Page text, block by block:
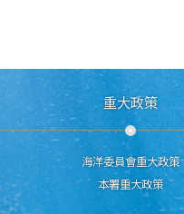
重大政策
海洋委員會重大政策
本署重大政策